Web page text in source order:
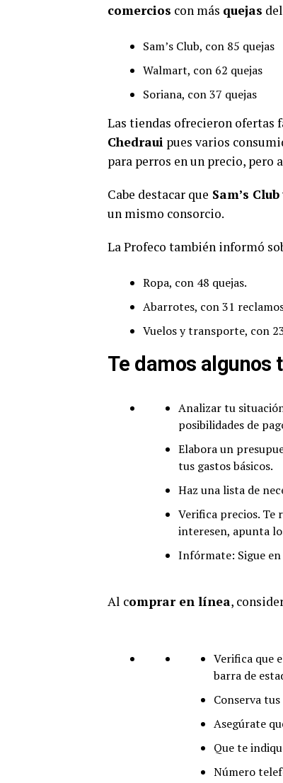
comercios con más quejas
Sam’s Club, con 85 quejas
Walmart, con 62 quejas
Soriana, con 37 quejas
Las tiendas ofrecieron ofertas
Chedraui pues varios
para perros en un precio,
Cabe destacar que Sam’s Club
un mismo consorcio.
La Profeco también informó
Ropa, con 48 quejas.
Abarrotes, con 31
Vuelos y transporte, con
Te damos algunos
Analizar tu
posibilidades de
Elabora un
tus gastos básicos.
Haz una lista de
Verifica precios. Te
interesen, apunta
Infórmate: Sigue en
Al comprar en línea,
Verifica que
barra de
Conserva
Asegúrate
Que te
Número